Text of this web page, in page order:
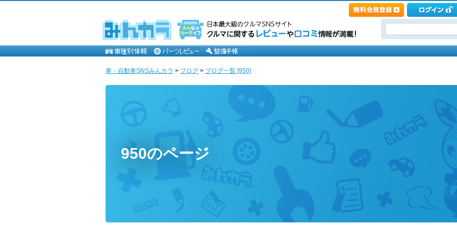
車・自動車SNSみんカラ > ブログ > ブログ一覧 [950]
950のページ